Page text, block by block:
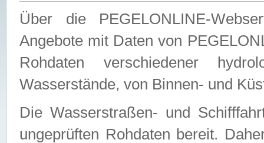
Über die PEGELONLINE-
Angebote mit Daten von
Rohdaten verschiedener
Wasserstände, von Binnen- und
Die Wasserstraßen- und
ungeprüften Rohdaten bereit.